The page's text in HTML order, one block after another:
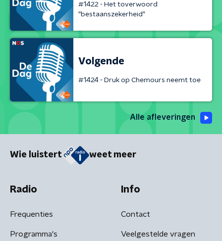
#1422 - Het toverwoord
"bestaanszekerheid"
Volgende
#1424 - Druk op Chemours neemt toe
Alle afleveringen
Wie luistert weet meer
Radio
Frequenties
Programma's
Info
Contact
Veelgestelde vragen